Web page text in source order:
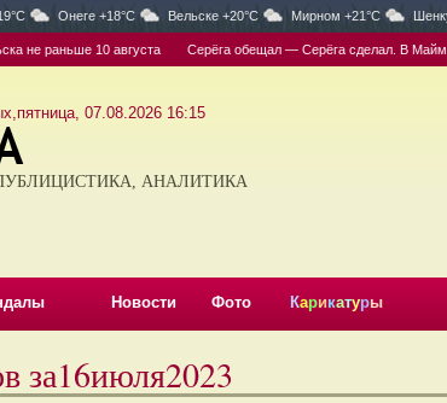
Онеге +18°C Вельске +20°C Мирном +21°C
не раньше 10 августа Серёга обещал — Серёга сделал. В
07.08.2026 16:15
АНАЛИТИКА
Новости Фото Карикатуры
за16июля2023